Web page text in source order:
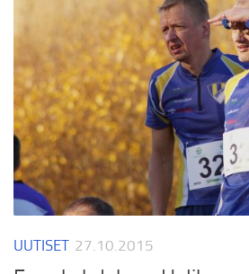
UUTISET 27.10.2015